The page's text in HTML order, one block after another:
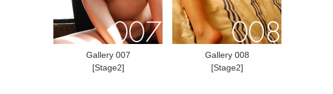
Gallery 007
[Stage2]
Gallery 008
[Stage2]